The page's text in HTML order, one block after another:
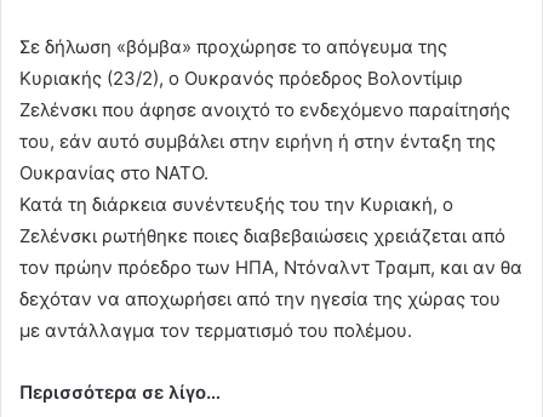
Σε δήλωση «βόμβα» προχώρησε το απόγευμα της
Κυριακής (23/2), ο Ουκρανός πρόεδρος Βολοντίμιρ
Ζελένσκι που άφησε ανοιχτό το ενδεχόμενο παραίτησής
του, εάν αυτό συμβάλει στην ειρήνη ή στην ένταξη της
Ουκρανίας στο ΝΑΤΟ.
Κατά τη διάρκεια συνέντευξής του την Κυριακή, ο
Ζελένσκι ρωτήθηκε ποιες διαβεβαιώσεις χρειάζεται από
τον πρώην πρόεδρο των ΗΠΑ, Ντόναλντ Τραμπ, και αν θα
δεχόταν να αποχωρήσει από την ηγεσία της χώρας του
με αντάλλαγμα τον τερματισμό του πολέμου.
Περισσότερα σε λίγο…